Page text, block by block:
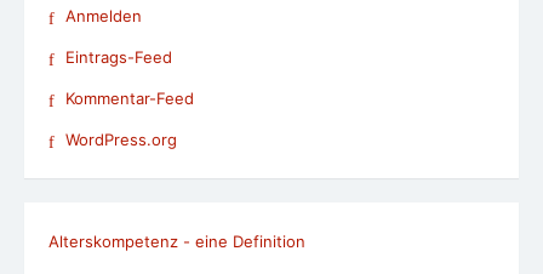
Anmelden
Eintrags-Feed
Kommentar-Feed
WordPress.org
Alterskompetenz - eine Definition